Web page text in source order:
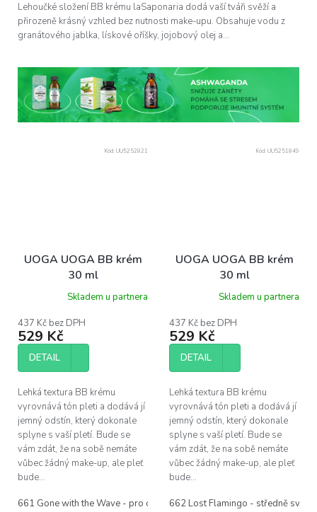
Lehoučké složení BB krému laSaponaria dodá vaší tváři svěží a
přirozeně krásný vzhled bez nutnosti make-upu. Obsahuje vodu z
granátového jablka, lískové oříšky, jojobový olej a...
UOGA UOGA BB krém
30 ml
Skladem u partnera
437 Kč bez DPH
529 Kč
DETAIL
Lehká textura BB krému
vyrovnává tón pleti a dodává jí
jemný odstín, který dokonale
splyne s vaší pletí. Bude se
vám zdát, že na sobě nemáte
vůbec žádný make-up, ale pleť
bude...
661 Gone with the Wave - pro opálenou pokožku
Kód: UU5252821
UOGA UOGA BB krém
30 ml
Skladem u partnera
437 Kč bez DPH
529 Kč
DETAIL
Lehká textura BB krému
vyrovnává tón pleti a dodává jí
jemný odstín, který dokonale
splyne s vaší pletí. Bude se
vám zdát, že na sobě nemáte
vůbec žádný make-up, ale pleť
bude...
662 Lost Flamingo - středně
Kód: UU5251849